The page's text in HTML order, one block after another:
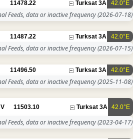
42.0°E
Turksat 3A
11478.22
Feeds, data or inactive frequency(2026-07-18)
42.0°E
Turksat 3A
11487.22
Feeds, data or inactive frequency(2026-07-15)
42.0°E
Turksat 3A
11496.50
Feeds, data or inactive frequency(2025-11-08)
42.0°E
Turksat 3A
11503.10
V
Feeds, data or inactive frequency(2023-04-17)